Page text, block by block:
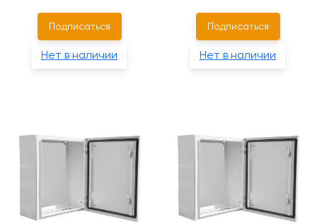
Подписаться
Нет в наличии
Подписаться
Нет в наличии